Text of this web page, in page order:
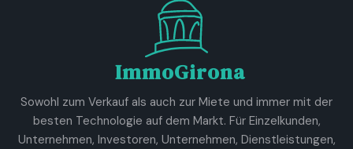
ImmoGirona
Sowohl zum Verkauf als auch zur Miete und immer mit der
besten Technologie auf dem Markt. Für Einzelkunden,
Unternehmen, Investoren, Unternehmen, Dienstleistungen,